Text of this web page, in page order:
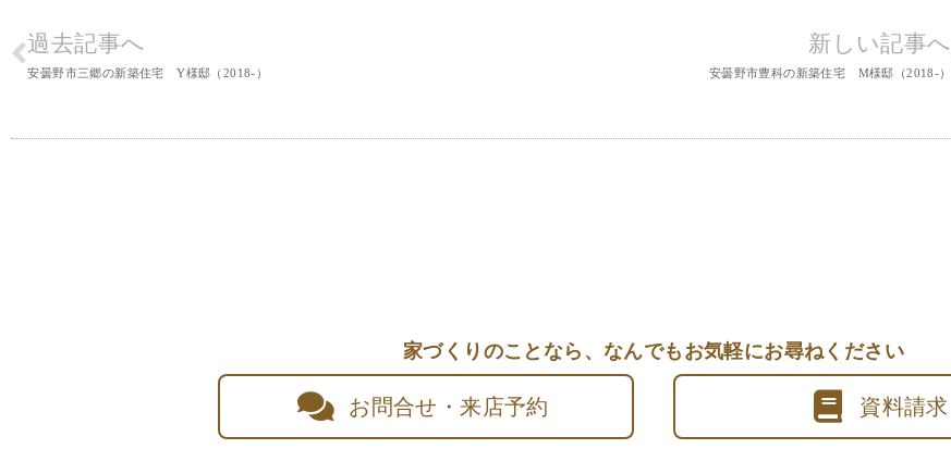
過去記事へ
安曇野市三郷の新築住宅 Y様邸（2018-）
新しい記事へ
安曇野市豊科の新築住宅 M様邸（2018-）
家づくりのことなら、 なんでもお気軽にお尋ねください
お問合せ・来店予約 資料請求